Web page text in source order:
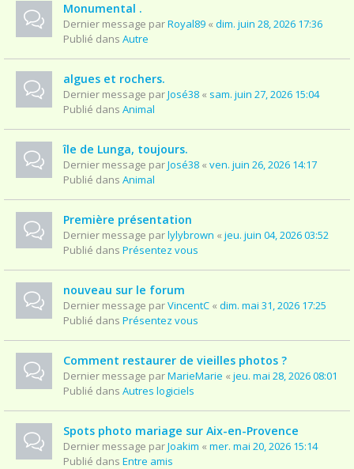
Monumental .
Dernier message parRoyal89 « dim. juin 28, 2026 17:36
Publié dans Autre
algues et rochers.
Dernier message parJosé38 « sam. juin 27, 2026 15:04
Publié dans Animal
île de Lunga, toujours.
Dernier message parJosé38 « ven. juin 26, 2026 14:17
Publié dans Animal
Première présentation
Dernier message parlylybrown « jeu. juin 04, 2026 03:52
Publié dans Présentez vous
nouveau sur le forum
Dernier message parVincentC « dim. mai 31, 2026 17:25
Publié dans Présentez vous
Comment restaurer de vieilles photos ?
Dernier message parMarieMarie « jeu. mai 28, 2026 08:01
Publié dans Autres logiciels
Spots photo mariage sur Aix-en-Provence
Dernier message parJoakim « mer. mai 20, 2026 15:14
Publié dans Entre amis